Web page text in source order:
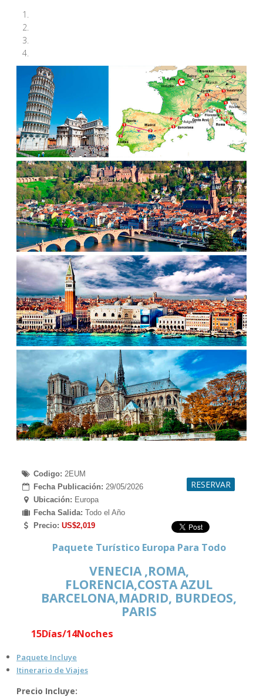
Codigo: 2EUM
Fecha Publicación: 29/05/2026
Ubicación: Europa
Fecha Salida: Todo el Año
Precio: US$2,019
RESERVAR
Paquete Turístico Europa Para Todo
VENECIA ,ROMA,
FLORENCIA,COSTA AZUL
BARCELONA,MADRID, BURDEOS,
PARIS
15Días/14Noches
Paquete Incluye
Itinerario de Viajes
Precio Incluye: